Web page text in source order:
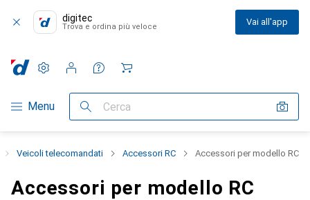
digitec
Trova e ordina più veloce Vai all'app
Categoria Navigazione
Menu Cerca
Impostazioni
Conto cliente
Liste di confronto
Liste dei desideri
Carrello
Veicoli telecomandati Accessori RC Accessori per modello RC
Accessori per modello RC